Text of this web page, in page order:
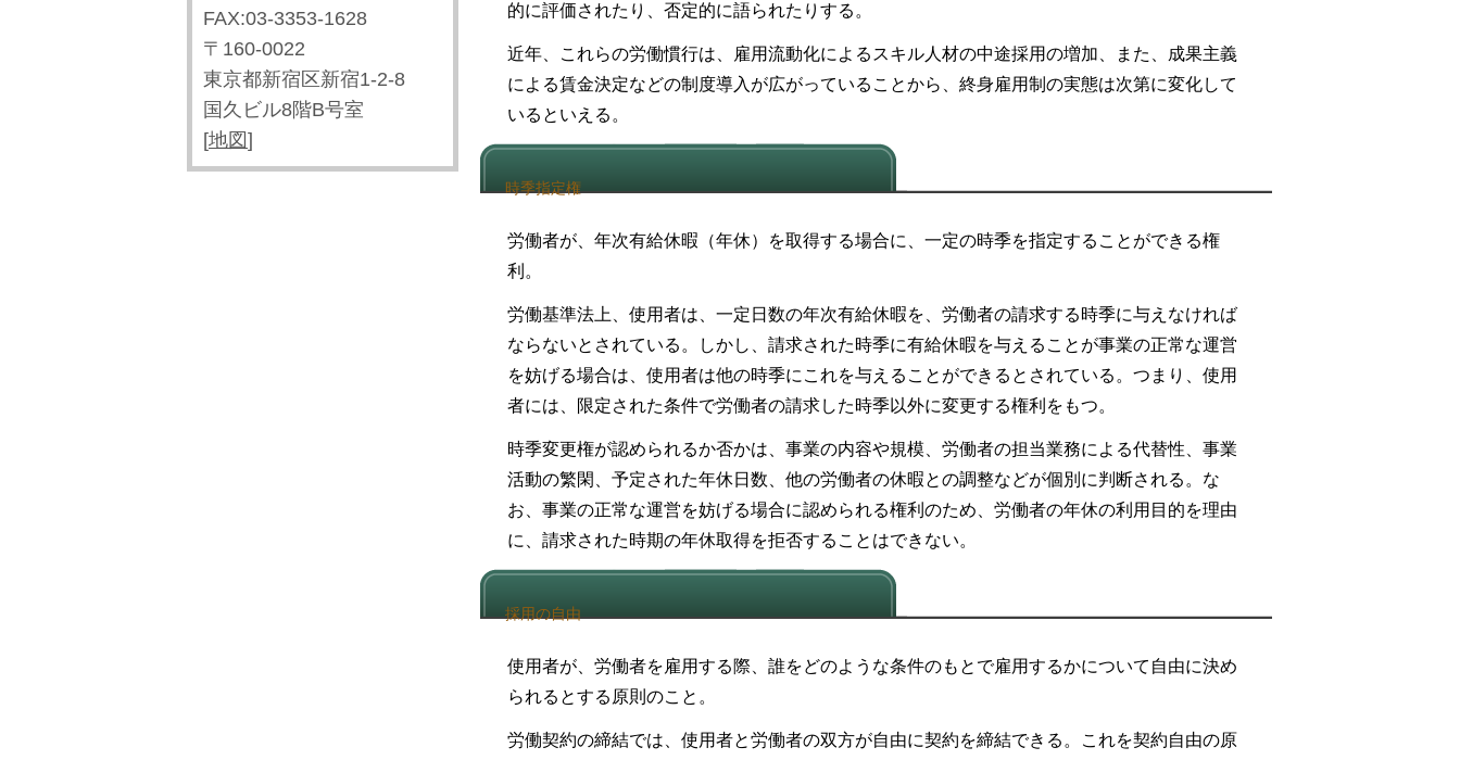
的に評価されたり、否定的に語られたりする。
近年、これらの労働慣行は、雇用流動化によるスキル人材の中途採用の増加、また、成果主義
による賃金決定などの制度導入が広がっていることから、終身雇用制の実態は次第に変化して
いるといえる。
時季指定権
労働者が、年次有給休暇（年休）を取得する場合に、一定の時季を指定することができる権
利。
労働基準法上、使用者は、一定日数の年次有給休暇を、労働者の請求する時季に与えなければ
ならないとされている。しかし、請求された時季に有給休暇を与えることが事業の正常な運営
を妨げる場合は、使用者は他の時季にこれを与えることができるとされている。つまり、使用
者には、限定された条件で労働者の請求した時季以外に変更する権利をもつ。
時季変更権が認められるか否かは、事業の内容や規模、労働者の担当業務による代替性、事業
活動の繁閑、予定された年休日数、他の労働者の休暇との調整などが個別に判断される。な
お、事業の正常な運営を妨げる場合に認められる権利のため、労働者の年休の利用目的を理由
に、請求された時期の年休取得を拒否することはできない。
採用の自由
使用者が、労働者を雇用する際、誰をどのような条件のもとで雇用するかについて自由に決め
られるとする原則のこと。
労働契約の締結では、使用者と労働者の双方が自由に契約を締結できる。これを契約自由の原
FAX:03-3353-1628
〒160-0022
東京都新宿区新宿1-2-8
国久ビル8階B号室
[地図]